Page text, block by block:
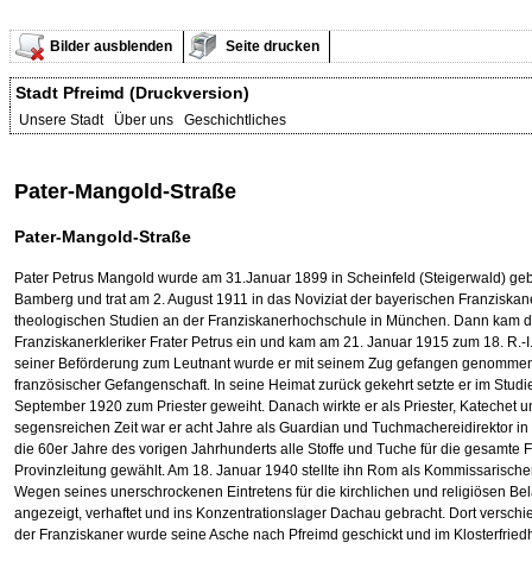
Bilder ausblenden Seite drucken
Stadt Pfreimd (Druckversion)
Unsere Stadt Über uns Geschichtliches
Pater-Mangold-Straße
Pater-Mangold-Straße
Pater Petrus Mangold wurde am 31.Januar 1899 in Scheinfeld (Steigerwald)
Bamberg und trat am 2. August 1911 in das Noviziat der bayerischen
theologischen Studien an der Franziskanerhochschule in München. Dann kam
Franziskanerkleriker Frater Petrus ein und kam am 21. Januar 1915 zum 18.
seiner Beförderung zum Leutnant wurde er mit seinem Zug gefangen
französischer Gefangenschaft. In seine Heimat zurück gekehrt setzte er im
September 1920 zum Priester geweiht. Danach wirkte er als Priester, Katechet
segensreichen Zeit war er acht Jahre als Guardian und Tuchmachereidirektor
die 60er Jahre des vorigen Jahrhunderts alle Stoffe und Tuche für die
Provinzleitung gewählt. Am 18. Januar 1940 stellte ihn Rom als
Wegen seines unerschrockenen Eintretens für die kirchlichen und religiösen
angezeigt, verhaftet und ins Konzentrationslager Dachau gebracht. Dort
der Franziskaner wurde seine Asche nach Pfreimd geschickt und im